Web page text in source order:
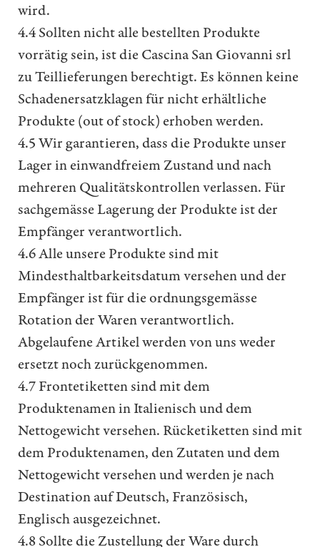
wird.
4.4 Sollten nicht alle bestellten Produkte
vorrätig sein, ist die Cascina San Giovanni srl
zu Teillieferungen berechtigt. Es können keine
Schadenersatzklagen für nicht erhältliche
Produkte (out of stock) erhoben werden.
4.5 Wir garantieren, dass die Produkte unser
Lager in einwandfreiem Zustand und nach
mehreren Qualitätskontrollen verlassen. Für
sachgemässe Lagerung der Produkte ist der
Empfänger verantwortlich.
4.6 Alle unsere Produkte sind mit
Mindesthaltbarkeitsdatum versehen und der
Empfänger ist für die ordnungsgemässe
Rotation der Waren verantwortlich.
Abgelaufene Artikel werden von uns weder
ersetzt noch zurückgenommen.
4.7 Frontetiketten sind mit dem
Produktenamen in Italienisch und dem
Nettogewicht versehen. Rücketiketten sind mit
dem Produktenamen, den Zutaten und dem
Nettogewicht versehen und werden je nach
Destination auf Deutsch, Französisch,
Englisch ausgezeichnet.
4.8 Sollte die Zustellung der Ware durch